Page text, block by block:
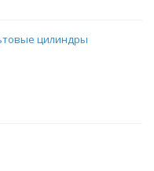
цилиндры